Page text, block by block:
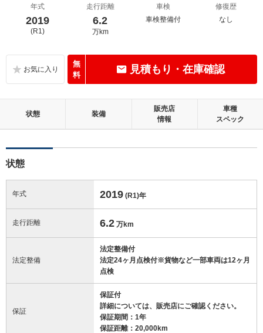
年式
2019
(R1)
走行距離
6.2
万km
車検
車検整備付
修復歴
なし
無
料
見積もり・在庫確認
状態 装備
販売店
情報
車種
スペック
状態
年式 2019 (R1)年
走行距離 6.2 万km
法定整備
法定整備付
法定24ヶ月点検付※貨物など一部車両は12ヶ月
点検
保証
保証付
詳細については、販売店にご確認ください。
保証期間：1年
保証距離：20,000km